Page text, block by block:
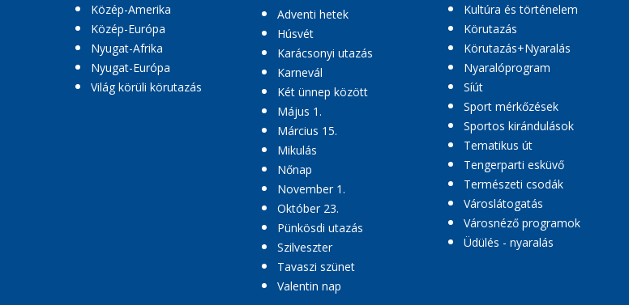
Közép-Amerika
Közép-Európa
Nyugat-Afrika
Nyugat-Európa
Világ körüli körutazás
Adventi hetek
Húsvét
Karácsonyi utazás
Karnevál
Két ünnep között
Május 1.
Március 15.
Mikulás
Nőnap
November 1.
Október 23.
Pünkösdi utazás
Szilveszter
Tavaszi szünet
Valentin nap
Kultúra és történelem
Körutazás
Körutazás+Nyaralás
Nyaralóprogram
Síút
Sport mérkőzések
Sportos kirándulások
Tematikus út
Tengerparti esküvő
Természeti csodák
Városlátogatás
Városnéző programok
Üdülés - nyaralás